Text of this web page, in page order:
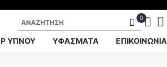
Αναζήτηση
ΥΠΝΟΥ ΥΦΑΣΜΑΤΑ ΕΠΙΚΟΙΝΩΝΊΑ